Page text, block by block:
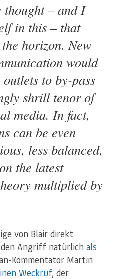
thought – and I
in this – that
horizon. New
would
to by-pass
shrill tenor of
media. In fact,
can be even
less balanced,
the latest
multiplied by
von Blair direkt
Angriff natürlich als
Kommentator Martin
Weckruf, der